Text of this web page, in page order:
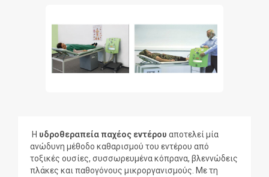
Η υδροθεραπεία παχέος εντέρου αποτελεί μία
ανώδυνη μέθοδο καθαρισμού του εντέρου από
τοξικές ουσίες, συσσωρευμένα κόπρανα, βλεννώδεις
πλάκες και παθογόνους μικροργανισμούς. Με τη